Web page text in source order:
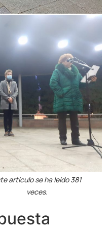
artículo se ha leído 381
veces.